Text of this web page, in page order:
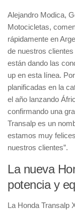
Alejandro Modica,
Motocicletas,
rápidamente en
de nuestros
están dando las
up en esta línea.
planificadas en la
el año lanzando
confirmando una
Transalp es un
estamos muy
nuestros clientes”.
La nueva
potencia y
La Honda Transalp